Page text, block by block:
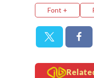
Font +